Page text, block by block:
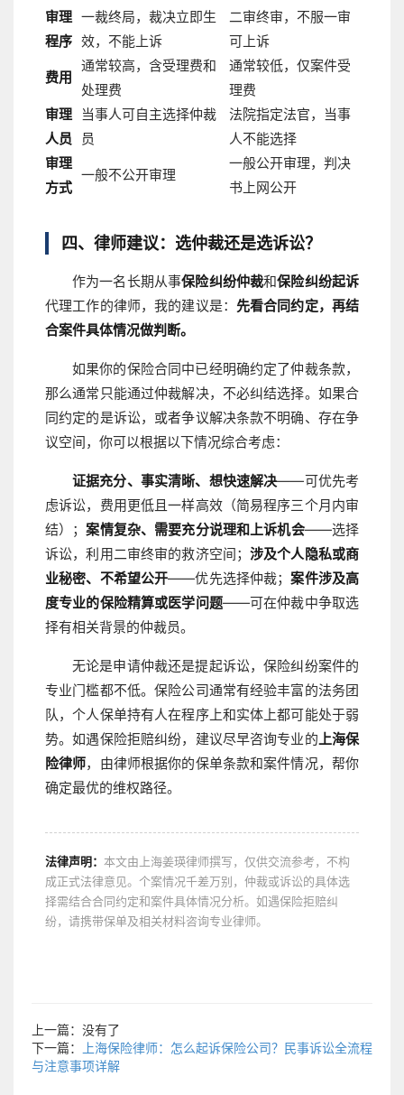
审理
程序
一裁终局，裁决立即生
效，不能上诉
二审终审，不服一审
可上诉
费用
通常较高，含受理费和
处理费
通常较低，仅案件受
理费
审理
人员
当事人可自主选择仲裁
员
法院指定法官，当事
人不能选择
审理
方式
一般不公开审理
一般公开审理，判决
书上网公开
四、律师建议：选仲裁还是选诉讼？
作为一名长期从事保险纠纷仲裁和保险纠纷起诉
代理工作的律师，我的建议是： 先看合同约定，再结
合案件具体情况做判断。
如果你的保险合同中已经明确约定了仲裁条款，
那么通常只能通过仲裁解决，不必纠结选择。如果合
同约定的是诉讼，或者争议解决条款不明确、存在争
议空间，你可以根据以下情况综合考虑：
证据充分、事实清晰、想快速解决——可优先考
虑诉讼，费用更低且一样高效（简易程序三个月内审
结）；案情复杂、需要充分说理和上诉机会——选择
诉讼，利用二审终审的救济空间； 涉及个人隐私或商
业秘密、不希望公开——优先选择仲裁；案件涉及高
度专业的保险精算或医学问题——可在仲裁中争取选
择有相关背景的仲裁员。
无论是申请仲裁还是提起诉讼，保险纠纷案件的
专业门槛都不低。保险公司通常有经验丰富的法务团
队，个人保单持有人在程序上和实体上都可能处于弱
势。如遇保险拒赔纠纷，建议尽早咨询专业的上海保
险律师，由律师根据你的保单条款和案件情况，帮你
确定最优的维权路径。
法律声明： 本文由上海姜瑛律师撰写，仅供交流参考，不构
成正式法律意见。个案情况千差万别，仲裁或诉讼的具体选
择需结合合同约定和案件具体情况分析。如遇保险拒赔纠
纷，请携带保单及相关材料咨询专业律师。
上一篇：没有了
下一篇：
上海保险律师：怎么起诉保险公司？民事诉讼全流程
与注意事项详解